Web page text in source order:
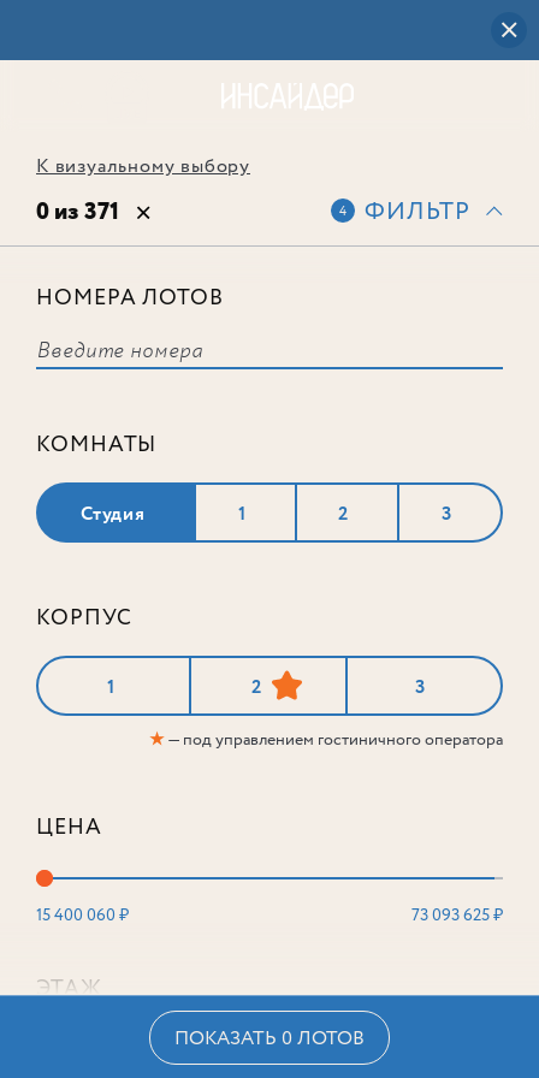
К визуальному выбору
0 из 371 4 ФИЛЬТР
НОМЕРА ЛОТОВ
КОМНАТЫ
Студия 1 2 3
КОРПУС
1 2 3
★— под управлением гостиничного оператора
ЦЕНА
15 400 060 ₽ 73 093 625 ₽
ЭТАЖ
ПОКАЗАТЬ 0 ЛОТОВ
соответствует ни одного лота